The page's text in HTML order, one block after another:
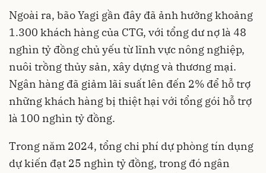
Ngoài ra, bão Yagi gần đây đã ảnh hưởng khoảng
1.300 khách hàng của CTG, với tổng dư nợ là 48
nghìn tỷ đồng chủ yếu từ lĩnh vực nông nghiệp,
nuôi trồng thủy sản, xây dựng và thương mại.
Ngân hàng đã giảm lãi suất lên đến 2% để hỗ trợ
những khách hàng bị thiệt hại với tổng gói hỗ trợ
là 100 nghìn tỷ đồng.
Trong năm 2024, tổng chi phí dự phòng tín dụng
dự kiến đạt 25 nghìn tỷ đồng, trong đó ngân